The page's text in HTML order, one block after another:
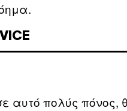
αυτό πολύς πόνος,